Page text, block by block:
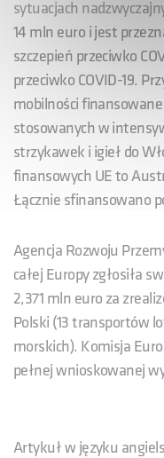
sytuacjach
14 mln euro i jest
szczepień przeciwko
przeciwko COVID-19.
mobilności
stosowanych w
strzykawek i igieł do
finansowych UE to
Łącznie sfinansowano
Agencja Rozwoju
całej Europy zgłosiła
2,371 mln euro za
Polski (13 transportów
morskich). Komisja
pełnej wnioskowanej
Artykuł w języku